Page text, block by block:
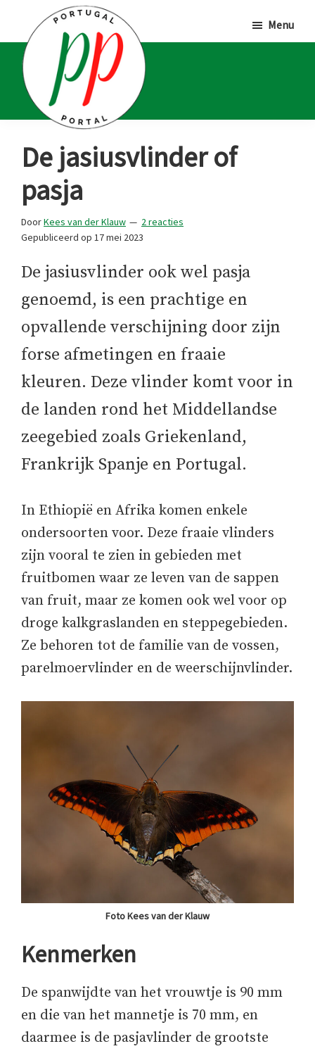
hoofd
inhoud
eerste
sidebar
voettekst
Portal
Portugalliefhebbers
en
-
fanaten
Menu
De jasiusvlinder of
pasja
DoorKees van der Klauw
2 reacties
Gepubliceerd op 17 mei 2023
De jasiusvlinder ook wel pasja
genoemd, is een prachtige en
opvallende verschijning door zijn
forse afmetingen en fraaie
kleuren. Deze vlinder komt voor in
de landen rond het Middellandse
zeegebied zoals Griekenland,
Frankrijk Spanje en Portugal.
In Ethiopië en Afrika komen enkele
ondersoorten voor. Deze fraaie vlinders
zijn vooral te zien in gebieden met
fruitbomen waar ze leven van de sappen
van fruit, maar ze komen ook wel voor op
droge kalkgraslanden en steppegebieden.
Ze behoren tot de familie van de vossen,
parelmoervlinder en de weerschijnvlinder.
Foto Kees van der Klauw
Kenmerken
De spanwijdte van het vrouwtje is 90 mm
en die van het mannetje is 70 mm, en
daarmee is de pasjavlinder de grootste